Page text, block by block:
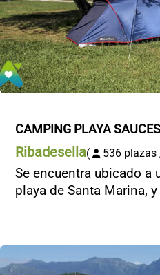
CAMPING PLAYA SAUCES
Ribadesella( 536 plazas
Se encuentra ubicado a
playa de Santa Marina,